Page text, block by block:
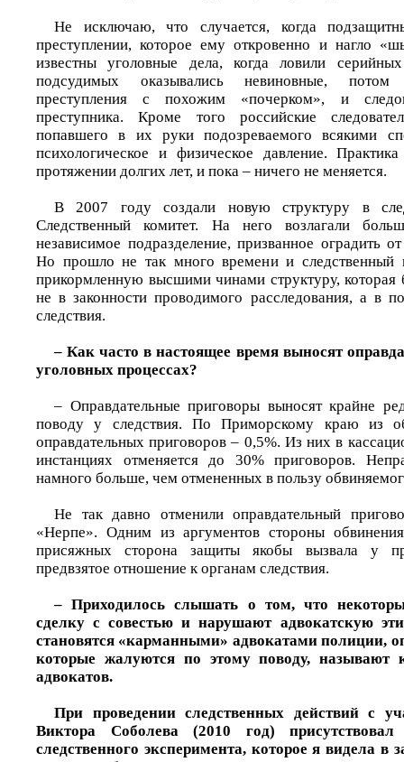
Не исключаю, что случается, когда
преступлении, которое ему откровенно и нагло
известны уголовные дела, когда ловили
подсудимых оказывались невиновные,
преступления с похожим «почерком», и
преступника. Кроме того российские
попавшего в их руки подозреваемого всякими
психологическое и физическое давление.
протяжении долгих лет, и пока – ничего не меняется.
В 2007 году создали новую структуру в
Следственный комитет. На него возлагали
независимое подразделение, призванное оградить
Но прошло не так много времени и следственный
прикормленную высшими чинами структуру, которая
не в законности проводимого расследования, а в
следствия.
– Как часто в настоящее время выносят
уголовных процессах?
– Оправдательные приговоры выносят крайне
поводу у следствия. По Приморскому краю из
оправдательных приговоров – 0,5%. Из них в
инстанциях отменяется до 30% приговоров.
намного больше, чем отмененных в пользу
Не так давно отменили оправдательный
«Нерпе». Одним из аргументов стороны
присяжных сторона защиты якобы вызвала у
предвзятое отношение к органам следствия.
– Приходилось слышать о том, что
сделку с совестью и нарушают адвокатскую
становятся «карманными» адвокатами полиции,
которые жалуются по этому поводу, называют
адвокатов.
При проведении следственных действий с
Виктора Соболева (2010 год)
следственного эксперимента, которое я видела в